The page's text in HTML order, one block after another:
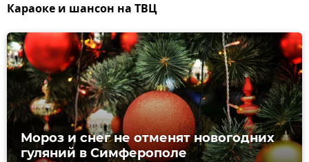
Караоке и шансон на ТВЦ
Мороз и снег не отменят новогодних
гуляний в Симферополе